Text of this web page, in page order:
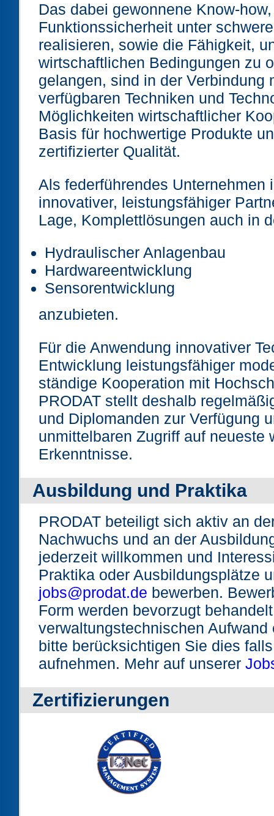
Das dabei gewonnene Know-
Funktionssicherheit unter
realisieren, sowie die Fähigkeit,
wirtschaftlichen Bedingungen zu
gelangen, sind in der Verbindung
verfügbaren Techniken und
Möglichkeiten wirtschaftlicher
Basis für hochwertige Produkte
zertifizierter Qualität.
Als federführendes Unternehmen
innovativer, leistungsfähiger
Lage, Komplettlösungen auch in
Hydraulischer Anlagenbau
Hardwareentwicklung
Sensorentwicklung
anzubieten.
Für die Anwendung innovativer
Entwicklung leistungsfähiger
ständige Kooperation mit
PRODAT stellt deshalb
und Diplomanden zur Verfügung
unmittelbaren Zugriff auf neueste
Erkenntnisse.
Ausbildung und Praktika
PRODAT beteiligt sich aktiv an
Nachwuchs und an der
jederzeit willkommen und
Praktika oder Ausbildungsplätze
jobs@prodat.de bewerben.
Form werden bevorzugt
verwaltungstechnischen
bitte berücksichtigen Sie dies
aufnehmen. Mehr auf unserer
Zertifizierungen